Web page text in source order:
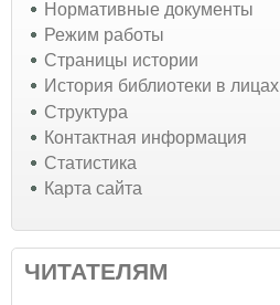
Нормативные документы
Режим работы
Страницы истории
История библиотеки в лицах
Структура
Контактная информация
Статистика
Карта сайта
ЧИТАТЕЛЯМ